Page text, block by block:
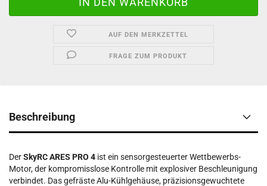
AUF DEN MERKZETTEL
FRAGE ZUM PRODUKT
Beschreibung
DerSkyRC ARES PRO 4 ist ein sensorgesteuerter Wettbewerbs-
Motor, der kompromisslose Kontrolle mit explosiver Beschleunigung
verbindet. Das gefräste Alu-Kühlgehäuse, präzisionsgewuchtete